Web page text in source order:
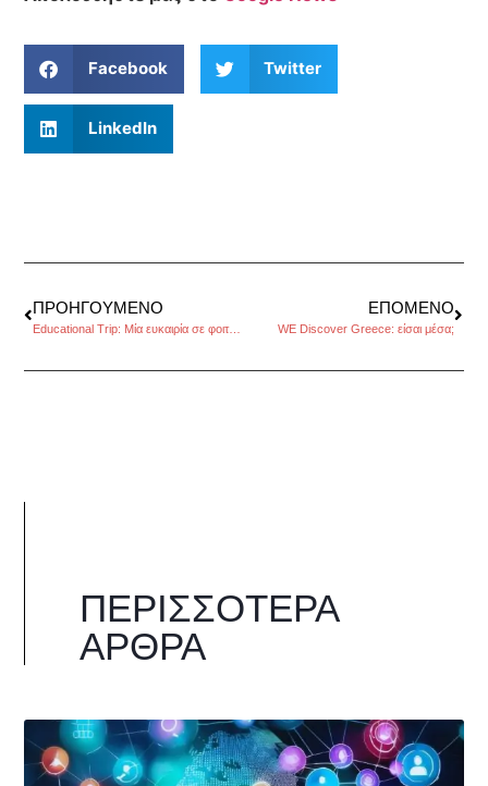
Facebook Twitter
LinkedIn
ΠΡΟΗΓΟΎΜΕΝΟ
Educational Trip: Μία ευκαιρία σε φοιτητές να επισκεφτούν τα μεγαλύτερα πανεπιστήμια του εξωτερικού
ΕΠΌΜΕΝΟ
WE Discover Greece: είσαι μέσα;
ΠΕΡΙΣΣΌΤΕΡΑ
ΆΡΘΡΑ